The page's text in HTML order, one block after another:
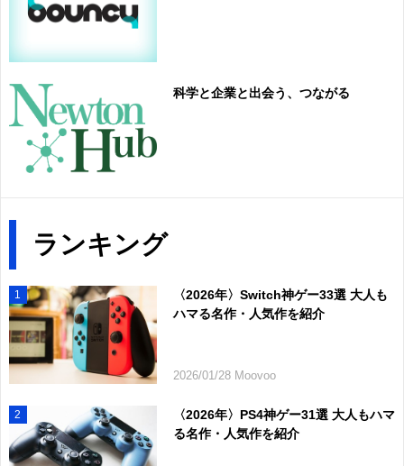
科学と企業と出会う、つながる
ランキング
1
〈2026年〉Switch神ゲー33選 大人も
ハマる名作・人気作を紹介
2026/01/28 Moovoo
2
〈2026年〉PS4神ゲー31選 大人もハマ
る名作・人気作を紹介